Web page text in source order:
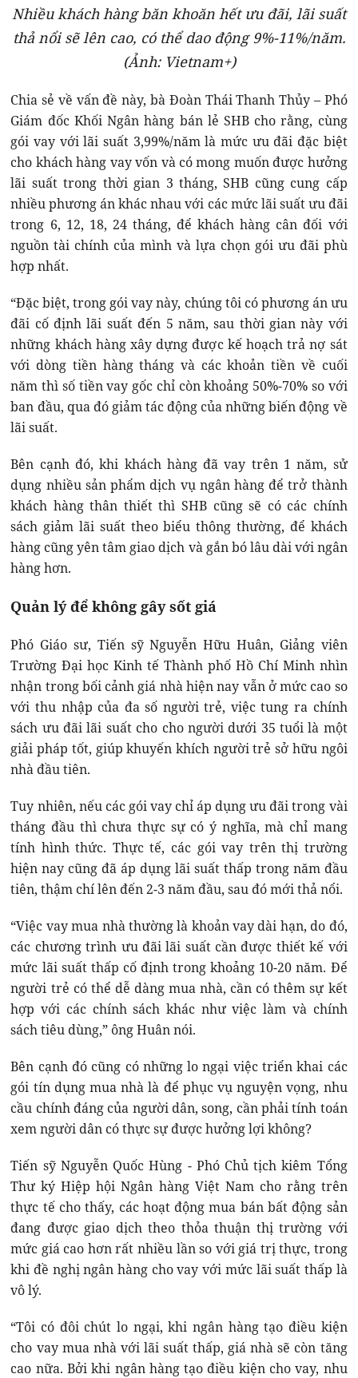
Nhiều khách hàng băn khoăn hết ưu đãi, lãi suất
thả nổi sẽ lên cao, có thể dao động 9%-11%/năm.
(Ảnh: Vietnam+)
Chia sẻ về vấn đề này, bà Đoàn Thái Thanh Thủy – Phó
Giám đốc Khối Ngân hàng bán lẻ SHB cho rằng, cùng
gói vay với lãi suất 3,99%/năm là mức ưu đãi đặc biệt
cho khách hàng vay vốn và có mong muốn được hưởng
lãi suất trong thời gian 3 tháng, SHB cũng cung cấp
nhiều phương án khác nhau với các mức lãi suất ưu đãi
trong 6, 12, 18, 24 tháng, để khách hàng cân đối với
nguồn tài chính của mình và lựa chọn gói ưu đãi phù
hợp nhất.
“Đặc biệt, trong gói vay này, chúng tôi có phương án ưu
đãi cố định lãi suất đến 5 năm, sau thời gian này với
những khách hàng xây dựng được kế hoạch trả nợ sát
với dòng tiền hàng tháng và các khoản tiền về cuối
năm thì số tiền vay gốc chỉ còn khoảng 50%-70% so với
ban đầu, qua đó giảm tác động của những biến động về
lãi suất.
Bên cạnh đó, khi khách hàng đã vay trên 1 năm, sử
dụng nhiều sản phẩm dịch vụ ngân hàng để trở thành
khách hàng thân thiết thì SHB cũng sẽ có các chính
sách giảm lãi suất theo biểu thông thường, để khách
hàng cũng yên tâm giao dịch và gắn bó lâu dài với ngân
hàng hơn.
Quản lý để không gây sốt giá
Phó Giáo sư, Tiến sỹ Nguyễn Hữu Huân, Giảng viên
Trường Đại học Kinh tế Thành phố Hồ Chí Minh nhìn
nhận trong bối cảnh giá nhà hiện nay vẫn ở mức cao so
với thu nhập của đa số người trẻ, việc tung ra chính
sách ưu đãi lãi suất cho cho người dưới 35 tuổi là một
giải pháp tốt, giúp khuyến khích người trẻ sở hữu ngôi
nhà đầu tiên.
Tuy nhiên, nếu các gói vay chỉ áp dụng ưu đãi trong vài
tháng đầu thì chưa thực sự có ý nghĩa, mà chỉ mang
tính hình thức. Thực tế, các gói vay trên thị trường
hiện nay cũng đã áp dụng lãi suất thấp trong năm đầu
tiên, thậm chí lên đến 2-3 năm đầu, sau đó mới thả nổi.
“Việc vay mua nhà thường là khoản vay dài hạn, do đó,
các chương trình ưu đãi lãi suất cần được thiết kế với
mức lãi suất thấp cố định trong khoảng 10-20 năm. Để
người trẻ có thể dễ dàng mua nhà, cần có thêm sự kết
hợp với các chính sách khác như việc làm và chính
sách tiêu dùng,” ông Huân nói.
Bên cạnh đó cũng có những lo ngại việc triển khai các
gói tín dụng mua nhà là để phục vụ nguyện vọng, nhu
cầu chính đáng của người dân, song, cần phải tính toán
xem người dân có thực sự được hưởng lợi không?
Tiến sỹ Nguyễn Quốc Hùng - Phó Chủ tịch kiêm Tổng
Thư ký Hiệp hội Ngân hàng Việt Nam cho rằng trên
thực tế cho thấy, các hoạt động mua bán bất động sản
đang được giao dịch theo thỏa thuận thị trường với
mức giá cao hơn rất nhiều lần so với giá trị thực, trong
khi đề nghị ngân hàng cho vay với mức lãi suất thấp là
vô lý.
“Tôi có đôi chút lo ngại, khi ngân hàng tạo điều kiện
cho vay mua nhà với lãi suất thấp, giá nhà sẽ còn tăng
cao nữa. Bởi khi ngân hàng tạo điều kiện cho vay, nhu